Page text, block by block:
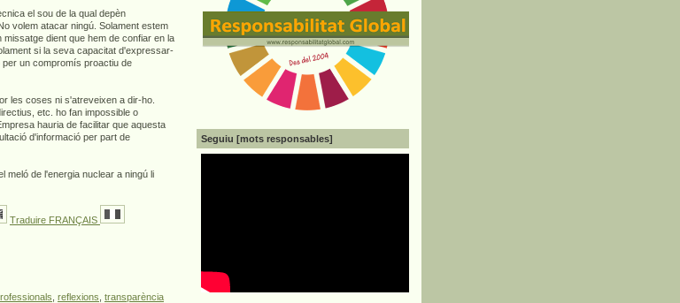
el sou de la qual depèn
volem atacar ningú. Solament estem
dient que hem de confiar en la
si la seva capacitat d'expressar-
per un compromís proactiu de
les coses ni s'atreveixen a dir-ho.
etc. ho fan impossible o
hauria de facilitar que aquesta
d'informació per part de
meló de l'energia nuclear a ningú li
Traduire FRANÇAIS
reflexions transparència
Seguiu [mots responsables]